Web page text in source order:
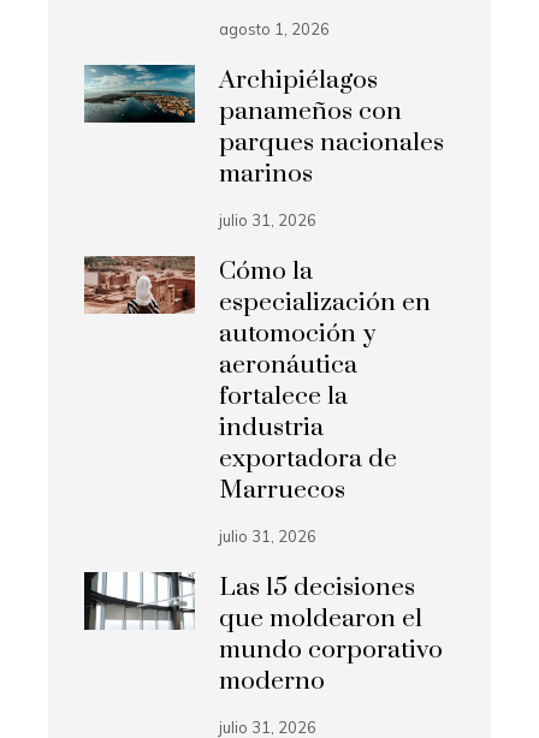
agosto 1, 2026
Archipiélagos
panameños con
parques nacionales
marinos
julio 31, 2026
Cómo la
especialización en
automoción y
aeronáutica
fortalece la
industria
exportadora de
Marruecos
julio 31, 2026
Las 15 decisiones
que moldearon el
mundo corporativo
moderno
julio 31, 2026